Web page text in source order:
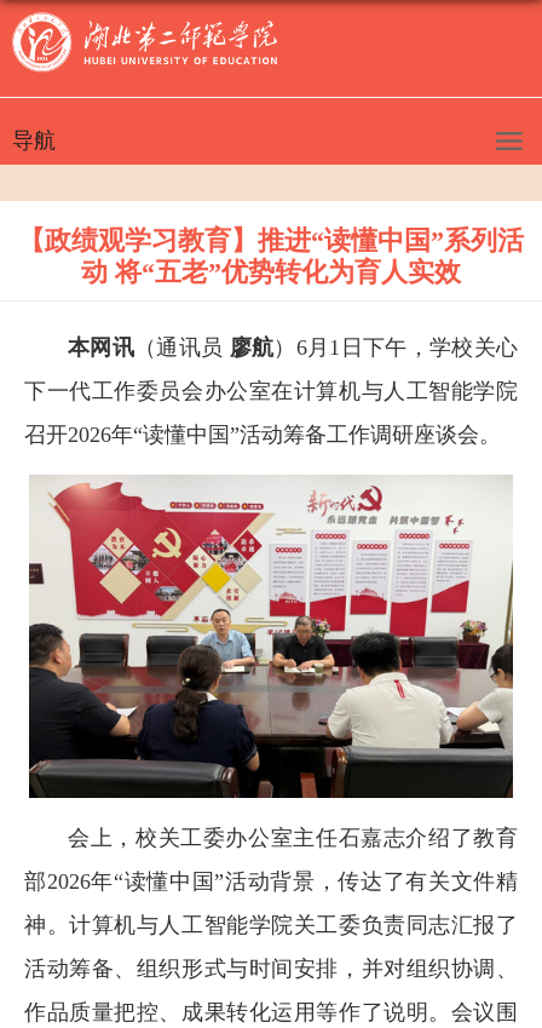
导航
【政绩观学习教育】推进“读懂中国”系列活
动 将“五老”优势转化为育人实效
本网讯 （通讯员 廖航）6月1日下午，学校关心
下一代工作委员会办公室在计算机与人工智能学院
召开2026年“读懂中国”活动筹备工作调研座谈会。
会上，校关工委办公室主任石嘉志介绍了教育
部2026年“读懂中国”活动背景，传达了有关文件精
神。计算机与人工智能学院关工委负责同志汇报了
活动筹备、组织形式与时间安排，并对组织协调、
作品质量把控、成果转化运用等作了说明。会议围